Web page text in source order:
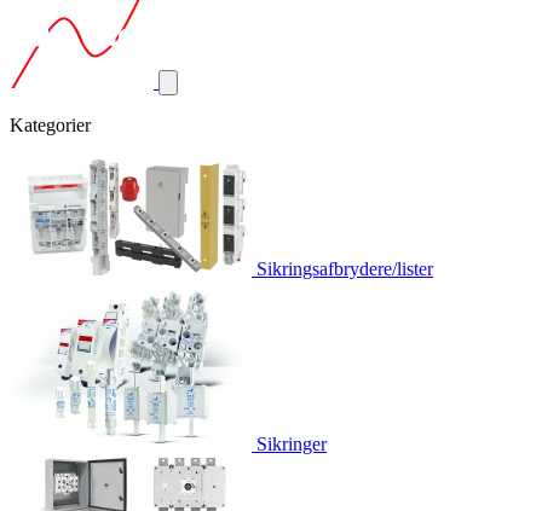
Kategorier
Sikringsafbrydere/lister
Sikringer